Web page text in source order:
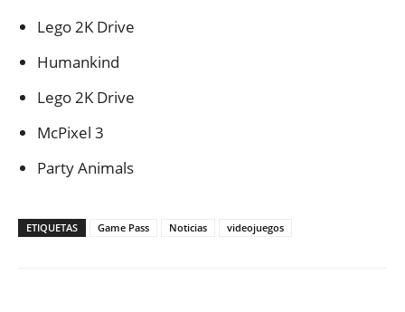
Lego 2K Drive
Humankind
Lego 2K Drive
McPixel 3
Party Animals
ETIQUETAS Game Pass Noticias videojuegos